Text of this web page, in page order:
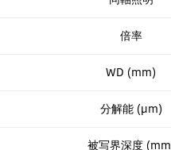
倍率
WD (mm)
分解能 (µm)
被写界深度